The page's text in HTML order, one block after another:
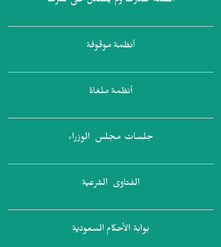
أنظمة موقوفة
أنظمة ملغاة
جلسات مجلس الوزراء
الفتاوى الشرعية
بوابة الأحكام السعودية